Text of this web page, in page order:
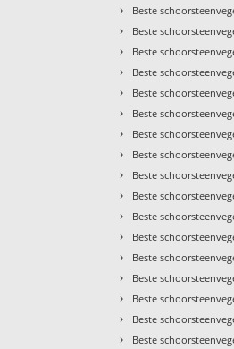
› Beste
› Beste
› Beste
› Beste
› Beste
› Beste
› Beste
› Beste
› Beste
› Beste
› Beste
› Beste
› Beste
› Beste
› Beste
› Beste
› Beste